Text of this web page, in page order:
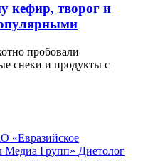
кефир, творог и
пробовали
снеки и продукты с
«Евразийское
Медиа Групп» Диетолог